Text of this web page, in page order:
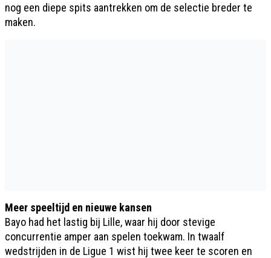
nog een diepe spits aantrekken om de selectie breder te
maken.
Meer speeltijd en nieuwe kansen
Bayo had het lastig bij Lille, waar hij door stevige
concurrentie amper aan spelen toekwam. In twaalf
wedstrijden in de Ligue 1 wist hij twee keer te scoren en